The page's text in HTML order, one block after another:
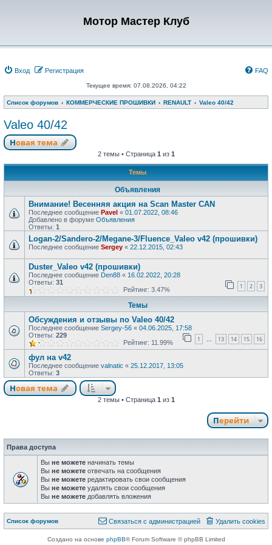
Мотор Мастер Клуб
Вход Регистрация FAQ
Текущее время: 07.08.2026, 04:22
Список форумов КОММЕРЧЕСКИЕ ПРОШИВКИ RENAULT Valeo 40/42
Valeo 40/42
Новая тема
2 темы • Страница 1 из 1
Темы
Объявления
Внимание! Весенняя акция на Scan Master CAN
Последнее сообщение Pavel « 01.07.2022, 08:46
Добавлено в форуме Объявления
Ответы: 1
Logan-2/Sandero-2/Megane-3/Fluence_Valeo v42 (прошивки)
Последнее сообщение Sergey « 22.12.2015, 02:43
Duster_Valeo v42 (прошивки)
Последнее сообщение Den88 « 16.02.2022, 20:28
Ответы: 31 1 2 3
Рейтинг: 3.47%
Темы
Обсуждения и отзывы по Valeo 40/42
Последнее сообщение Sergey-56 « 04.06.2025, 17:58
Ответы: 229 1 … 13 14 15 16
Рейтинг: 11.99%
фул на v42
Последнее сообщение valnatic « 25.12.2017, 13:05
Ответы: 3
Новая тема
2 темы • Страница 1 из 1
Перейти
Права доступа
Вы не можете начинать темы
Вы не можете отвечать на сообщения
Вы не можете редактировать свои сообщения
Вы не можете удалять свои сообщения
Вы не можете добавлять вложения
Список форумов Удалить cookies
Связаться с администрацией
Создано на основе phpBB® Forum Software © phpBB Limited